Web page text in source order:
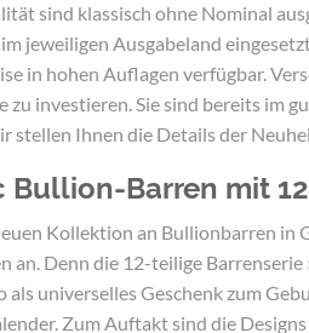
sind klassisch ohne Nominal
jeweiligen Ausgabeland
in hohen Auflagen verfügbar.
zu investieren. Sie sind bereits im
stellen Ihnen die Details der
Bullion-Barren mit
Kollektion an Bullionbarren in
an. Denn die 12-teilige
als universelles Geschenk zum
Zum Auftakt sind die